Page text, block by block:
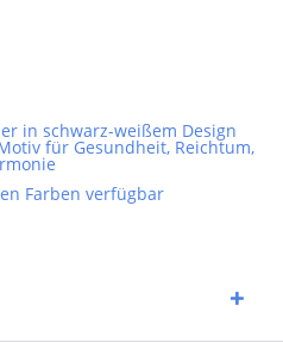
in schwarz-weißem Design
für Gesundheit, Reichtum,
Farben verfügbar